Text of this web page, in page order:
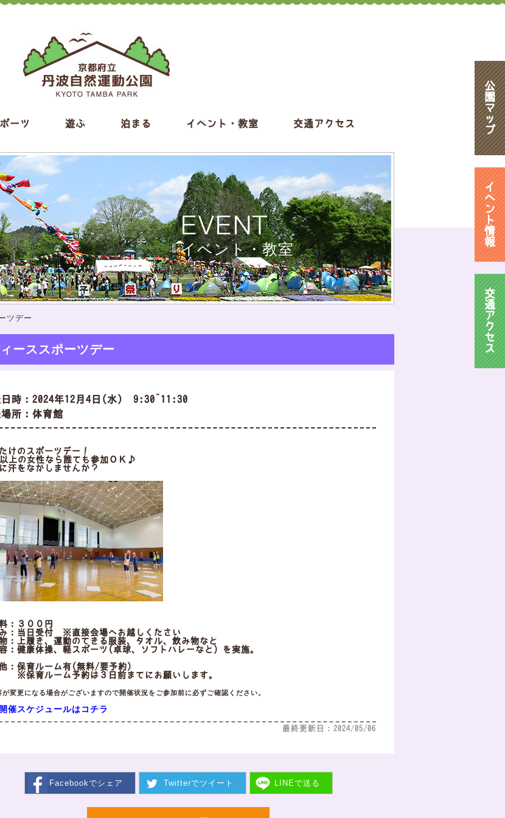
ーツ 遊ぶ 泊まる イベント・教室 交通アクセス
公
園
マ
ッ
プ
イ
ベ
ン
ト
情
報
交
通
ア
ク
セ
ス
EVENT
イベント・教室
ツデー
ーススポーツデー
日時：2024年12月4日(水) 9:30~11:30
場所：体育館
けのスポーツデー！
上の女性なら誰でも参加ＯＫ♪
汗をながしませんか？
：３００円
：当日受付 ※直接会場へお越しください
：上履き、運動のできる服装、タオル、飲み物など
：健康体操、軽スポーツ(卓球、ソフトバレーなど）を実施。
：保育ルーム有(無料/要予約)
ルーム予約は３日前までにお願いします。
変更になる場合がございますので開催状況をご参加前に必ずご確認ください。
開催スケジュールはコチラ
最終更新日：2024/05/06
Facebookでシェア Twitterでツイート LINEで送る